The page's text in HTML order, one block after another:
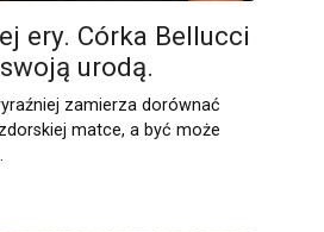
ery. Córka Bellucci
urodą.
zamierza dorównać
matce, a być może